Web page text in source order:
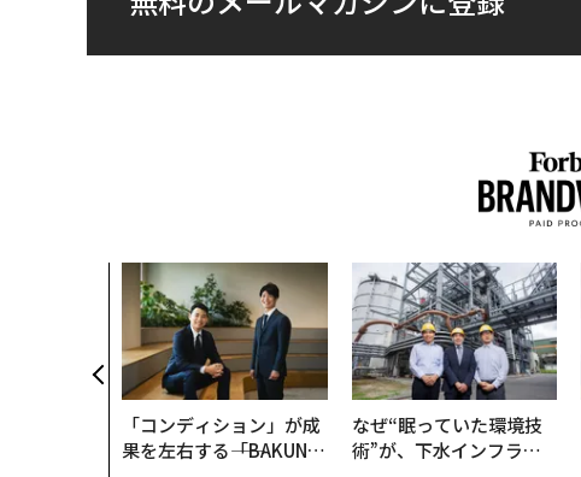
「コンディション」が成
果を左右する――「BAKUN
なぜ“眠っていた環境技
術”が、下水インフラを